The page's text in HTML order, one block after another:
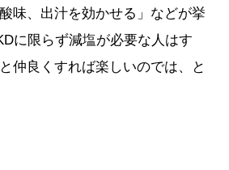
味、出汁を効かせる」などが挙
に限らず減塩が必要な人はす
仲良くすれば楽しいのでは、と